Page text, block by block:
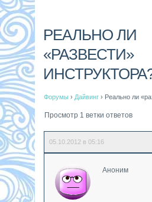
РЕАЛЬНО ЛИ
«РАЗВЕСТИ»
Форумы › Дайвинг › Реально ли
Просмотр 1 ветки ответов
05.10.2012 в 05:16
Аноним